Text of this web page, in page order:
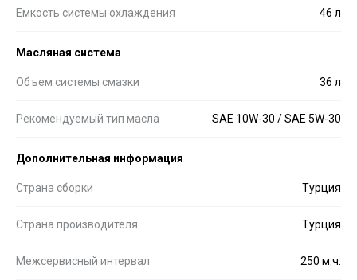
Емкость системы охлаждения 46 л
Масляная система
Объем системы смазки 36 л
Рекомендуемый тип масла SAE 10W-30 / SAE 5W-30
Дополнительная информация
Страна сборки Турция
Страна производителя Турция
Межсервисный интервал 250 м.ч.